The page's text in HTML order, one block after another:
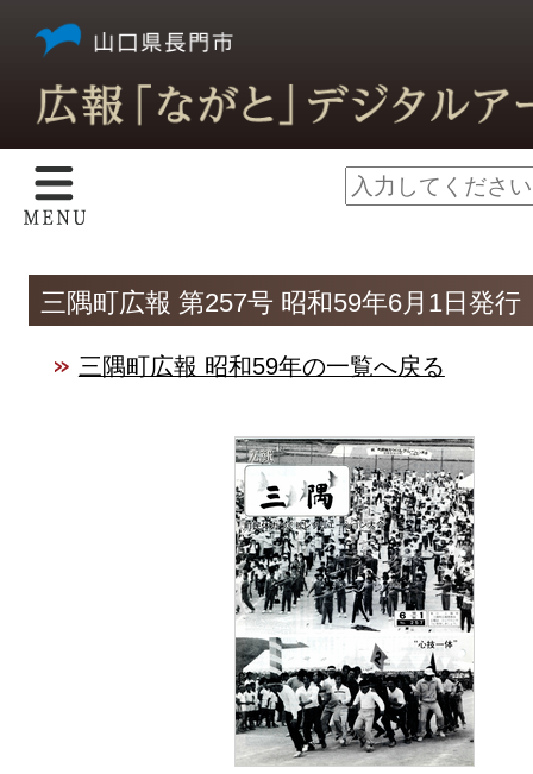
三隅町広報 第257号 昭和59年6月1日発行
三隅町広報 昭和59年の一覧へ戻る